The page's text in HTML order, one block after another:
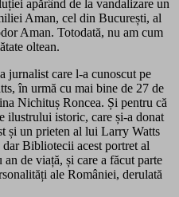
apărând de la vandalizare un
Aman, cel din București, al
Aman. Totodată, nu am cum
oltean.
jurnalist care l-a cunoscut pe
în urmă cu mai bine de 27 de
Nichituș Roncea. Și pentru că
ilustrului istoric, care și-a donat
și un prieten al lui Larry Watts
Bibliotecii acest portret al
de viață, și care a făcut parte
ale României, derulată